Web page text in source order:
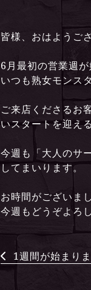
皆様、おはようご
6月最初の営業週が
いつも熟女モンス
ご来店くださるお
いスタートを迎え
今週も「大人のサ
してまいります。
お時間がございま
今週もどうぞよろ
1週間が始まり